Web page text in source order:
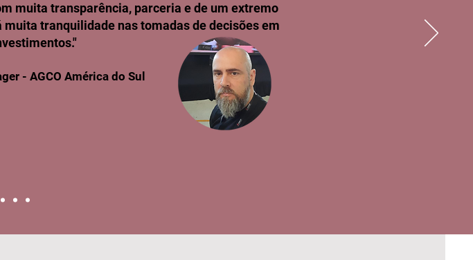
muita transparência, parceria e de um extremo
tranquilidade nas tomadas de decisões em
- AGCO América do Sul